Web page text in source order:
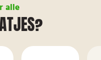
alle